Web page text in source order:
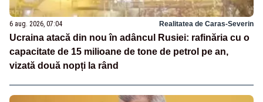
6 aug. 2026, 07:04 Realitatea de Caras-Severin
Ucraina atacă din nou în adâncul Rusiei: rafinăria cu o
capacitate de 15 milioane de tone de petrol pe an,
vizată două nopți la rând